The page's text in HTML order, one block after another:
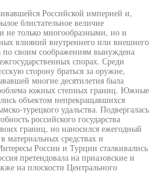
Российской империей и,
блистательное величие
не только многообразными, но и
влияний внутреннего или внешнего
по своим соображениям вынуждена
спорах. Среди
сторону браться за оружие,
многие десятилетия была
южных степных границ. Южные
объектом непрекращавшихся
турецкого удальства. Подвергалась
российского государства
границ, но наносился ежегодный
материальных средствах и
России и Турции сталкивались
претендовала на приазовские и
на плоскости Центрального